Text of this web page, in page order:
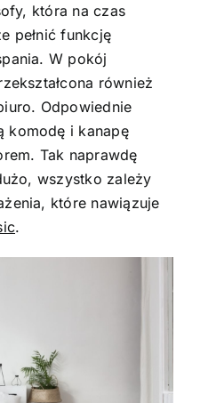
która na czas
pełnić funkcję
W pokój
również
Odpowiednie
komodę i kanapę
Tak naprawdę
wszystko zależy
które nawiązuje
.